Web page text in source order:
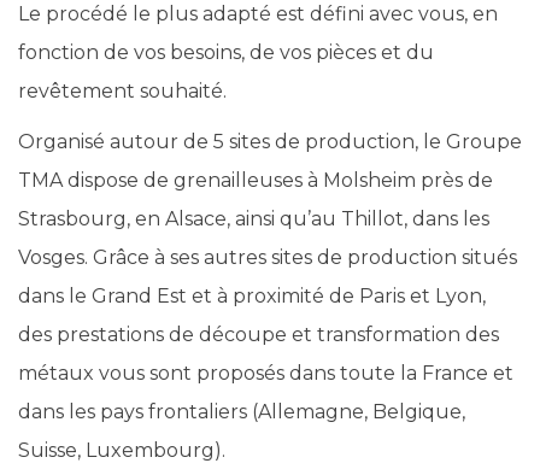
Le procédé le plus adapté est défini avec vous, en
fonction de vos besoins, de vos pièces et du
revêtement souhaité.
Organisé autour de 5 sites de production, le Groupe
TMA dispose de grenailleuses à Molsheim près de
Strasbourg, en Alsace, ainsi qu’au Thillot, dans les
Vosges. Grâce à ses autres sites de production situés
dans le Grand Est et à proximité de Paris et Lyon,
des prestations de découpe et transformation des
métaux vous sont proposés dans toute la France et
dans les pays frontaliers (Allemagne, Belgique,
Suisse, Luxembourg).